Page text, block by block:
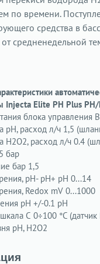
по времени.
средства в
от средненедельной
Injecta Elite PH Plus
блока управления В
pH, расход л/ч 1,5
H2O2, расход л/ч 0.4
бар
бар 1,5
pH- pH+ pH 0...14
Redox mV 0...1000
pH +/-0.1 pH
С 0÷100 °C (датчик
pH, H2O2